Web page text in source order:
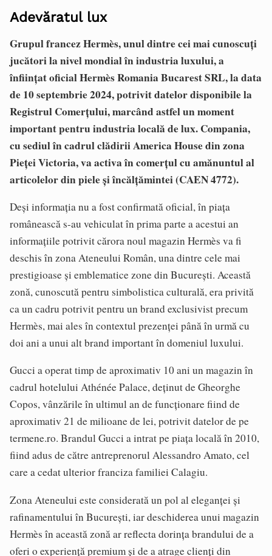
Adevăratul lux
Grupul francez Hermès, unul dintre cei mai cunoscuți
jucători la nivel mondial în industria luxului, a
înființat oficial Hermès Romania Bucarest SRL, la data
de 10 septembrie 2024, potrivit datelor disponibile la
Registrul Comerțului, marcând astfel un moment
important pentru industria locală de lux. Compania,
cu sediul în cadrul clădirii America House din zona
Pieței Victoria, va activa în comerțul cu amănuntul al
articolelor din piele și încălțămintei (CAEN 4772).
Deși informația nu a fost confirmată oficial, în piața
românească s-au vehiculat în prima parte a acestui an
informațiile potrivit cărora noul magazin Hermès va fi
deschis în zona Ateneului Român, una dintre cele mai
prestigioase și emblematice zone din București. Această
zonă, cunoscută pentru simbolistica culturală, era privită
ca un cadru potrivit pentru un brand exclusivist precum
Hermès, mai ales în contextul prezenței până în urmă cu
doi ani a unui alt brand important în domeniul luxului.
Gucci a operat timp de aproximativ 10 ani un magazin în
cadrul hotelului Athénée Palace, deținut de Gheorghe
Copos, vânzările în ultimul an de funcționare fiind de
aproximativ 21 de milioane de lei, potrivit datelor de pe
termene.ro. Brandul Gucci a intrat pe piața locală în 2010,
fiind adus de către antreprenorul Alessandro Amato, cel
care a cedat ulterior franciza familiei Calagiu.
Zona Ateneului este considerată un pol al eleganței și
rafinamentului în București, iar deschiderea unui magazin
Hermès în această zonă ar reflecta dorința brandului de a
oferi o experiență premium și de a atrage clienți din